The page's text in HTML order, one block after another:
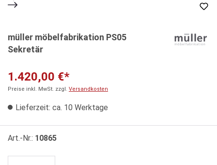
müller möbelfabrikation PS05
Sekretär
1.420,00 €*
Preise inkl. MwSt. zzgl. Versandkosten
Lieferzeit: ca. 10 Werktage
Art.-Nr.: 10865